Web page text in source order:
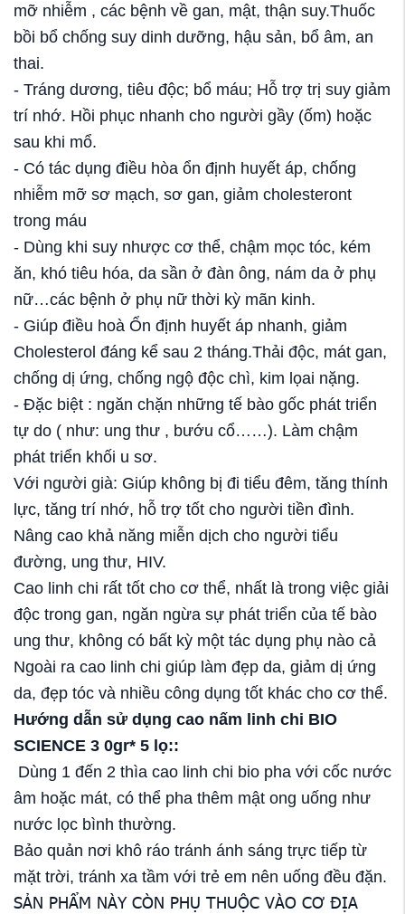
mỡ nhiễm , các bệnh về gan, mật, thận suy.Thuốc
bồi bổ chống suy dinh dưỡng, hậu sản, bổ âm, an
thai.
- Tráng dương, tiêu độc; bổ máu; Hỗ trợ trị suy giảm
trí nhớ. Hồi phục nhanh cho người gầy (ốm) hoặc
sau khi mổ.
- Có tác dụng điều hòa ổn định huyết áp, chống
nhiễm mỡ sơ mạch, sơ gan, giảm cholesteront
trong máu
- Dùng khi suy nhược cơ thể, chậm mọc tóc, kém
ăn, khó tiêu hóa, da sần ở đàn ông, nám da ở phụ
nữ…các bệnh ở phụ nữ thời kỳ mãn kinh.
- Giúp điều hoà Ổn định huyết áp nhanh, giảm
Cholesterol đáng kể sau 2 tháng.Thải độc, mát gan,
chống dị ứng, chống ngộ độc chì, kim lọai nặng.
- Đặc biệt : ngăn chặn những tế bào gốc phát triển
tự do ( như: ung thư , bướu cổ……). Làm chậm
phát triển khối u sơ.
Với người già: Giúp không bị đi tiểu đêm, tăng thính
lực, tăng trí nhớ, hỗ trợ tốt cho người tiền đình.
Nâng cao khả năng miễn dịch cho người tiểu
đường, ung thư, HIV.
Cao linh chi rất tốt cho cơ thể, nhất là trong việc giải
độc trong gan, ngăn ngừa sự phát triển của tế bào
ung thư, không có bất kỳ một tác dụng phụ nào cả
Ngoài ra cao linh chi giúp làm đẹp da, giảm dị ứng
da, đẹp tóc và nhiều công dụng tốt khác cho cơ thể.
Hướng dẫn sử dụng cao nấm linh chi BIO
SCIENCE 3 0gr* 5 lọ::
Dùng 1 đến 2 thìa cao linh chi bio pha với cốc nước
âm hoặc mát, có thể pha thêm mật ong uống như
nước lọc bình thường.
Bảo quản nơi khô ráo tránh ánh sáng trực tiếp từ
mặt trời, tránh xa tầm với trẻ em nên uống đều đặn.
SẢN PHẨM NÀY CÒN PHỤ THUỘC VÀO CƠ ĐỊA